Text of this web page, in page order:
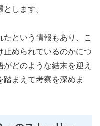
します。
という情報もあり、こ
止められているのかにつ
どのような結末を迎え
まえて考察を深めま